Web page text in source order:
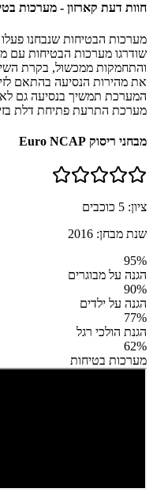
חוות דעת קארזון - מערכות
מערכות הבטיחות שנבחנו
שודרגו מערכות הבטיחות עם
והתחמקות ממכשול, בקרת
את מהירות הנסיעה בהתאם
המערכת תמשיך בנסיעה גם
מערכת התרעת פתיחת דלת
מבחני ריסוק Euro NCAP
ציון: 5 כוכבים
שנת מבחן: 2016
95%
הגנה על מבוגרים
90%
הגנה על ילדים
77%
הגנת הולכי רגל
62%
מערכות בטיחות